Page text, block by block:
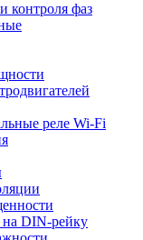
контроля фаз
реле Wi-Fi
DIN-рейку